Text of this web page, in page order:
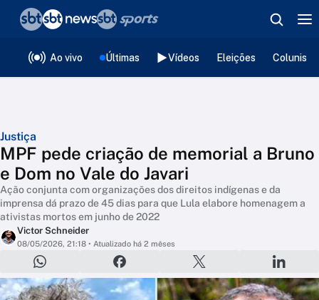
Ao vivo Últimas Vídeos Eleições
Justiça
MPF pede criação de memorial a Bruno
e Dom no Vale do Javari
Ação conjunta com organizações dos direitos indígenas e da
imprensa dá prazo de 45 dias para que Lula elabore homenagem a
ativistas mortos em junho de 2022
Victor Schneider
08/05/2026, 21:18 • Atualizado há 2 mêses
❮voltar
Editorias